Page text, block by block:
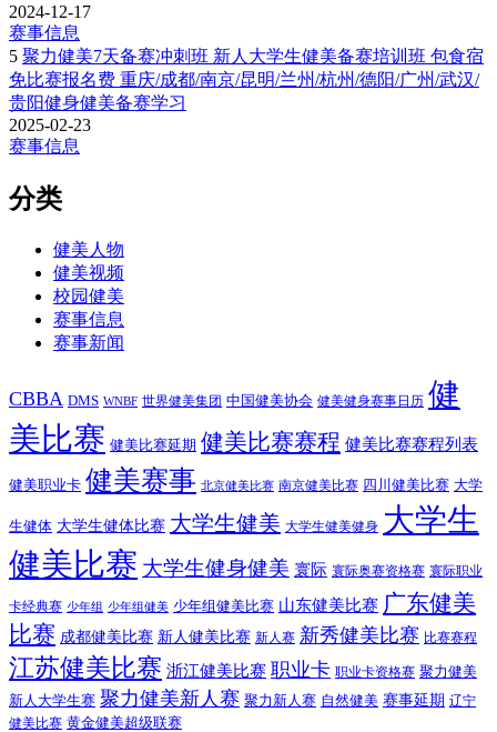
2024-12-17
赛事信息
5 聚力健美7天备赛冲刺班 新人大学生健美备赛培训班 包食宿
免比赛报名费 重庆/成都/南京/昆明/兰州/杭州/德阳/广州/武汉/
贵阳健身健美备赛学习
2025-02-23
赛事信息
分类
健美人物
健美视频
校园健美
赛事信息
赛事新闻
CBBA DMS WNBF 世界健美集团 中国健美协会 健美健身赛事日历 健
美比赛 健美比赛延期 健美比赛赛程 健美比赛赛程列表
健美职业卡 健美赛事 北京健美比赛 南京健美比赛 四川健美比赛 大学
生健体 大学生健体比赛 大学生健美 大学生健美健身 大学生
健美比赛 大学生健身健美 寰际 寰际奥赛资格赛 寰际职业
卡经典赛 少年组 少年组健美 少年组健美比赛 山东健美比赛 广东健美
比赛 成都健美比赛 新人健美比赛 新人赛 新秀健美比赛 比赛赛程
江苏健美比赛 浙江健美比赛 职业卡 职业卡资格赛 聚力健美
新人大学生赛 聚力健美新人赛 聚力新人赛 自然健美 赛事延期 辽宁
健美比赛 黄金健美超级联赛